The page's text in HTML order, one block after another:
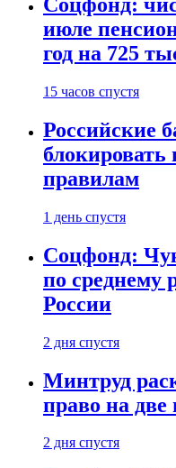
июле
год на 725
15 часов спустя
Российские
правилам
1 день спустя
Соцфонд:
по среднему
России
2 дня спустя
Минтруд
право на две
2 дня спустя